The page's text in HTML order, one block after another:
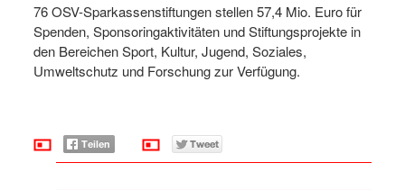
76 OSV-Sparkassenstiftungen stellen 57,4 Mio. Euro für
Spenden, Sponsoringaktivitäten und Stiftungsprojekte in
den Bereichen Sport, Kultur, Jugend, Soziales,
Umweltschutz und Forschung zur Verfügung.